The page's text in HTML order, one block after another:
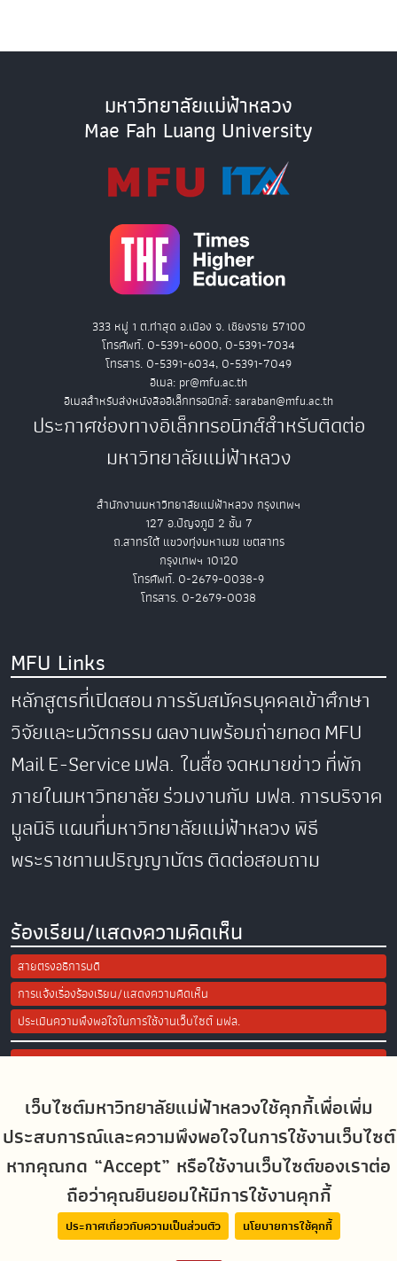
เว็บไซต์มหาวิทยาลัยแม่ฟ้าหลวงใช้คุกกี้เพื่อเพิ่ม
ประสบการณ์และความพึงพอใจในการใช้งานเว็บไซต์
หากคุณกด “Accept” หรือใช้งานเว็บไซต์ของเราต่อ
ถือว่าคุณยินยอมให้มีการใช้งานคุกกี้
ประกาศเกี่ยวกับความเป็นส่วนตัว นโยบายการใช้คุกกี้
มหาวิทยาลัยแม่ฟ้าหลวง
Mae Fah Luang University
333 หมู่ 1 ต.ท่าสุด อ.เมือง จ. เชียงราย 57100
โทรศัพท์. 0-5391-6000, 0-5391-7034
โทรสาร. 0-5391-6034, 0-5391-7049
อีเมล: pr@mfu.ac.th
อีเมลสำหรับส่งหนังสืออิเล็กทรอนิกส์: saraban@mfu.ac.th
ประกาศช่องทางอิเล็กทรอนิกส์สำหรับติดต่อ
มหาวิทยาลัยแม่ฟ้าหลวง
สำนักงานมหาวิทยาลัยแม่ฟ้าหลวง กรุงเทพฯ
127 อ.ปัญจภูมิ 2 ชั้น 7
ถ.สาทรใต้ แขวงทุ่งมหาเมฆ เขตสาทร
กรุงเทพฯ 10120
โทรศัพท์. 0-2679-0038-9
โทรสาร. 0-2679-0038
MFU Links
หลักสูตรที่เปิดสอนการรับสมัครบุคคลเข้าศึกษา
วิจัยและนวัตกรรมผลงานพร้อมถ่ายทอดMFU
MailE-Serviceมฟล. ในสื่อจดหมายข่าวที่พัก
ภายในมหาวิทยาลัยร่วมงานกับ มฟล.การบริจาค
มูลนิธิแผนที่มหาวิทยาลัยแม่ฟ้าหลวงพิธี
พระราชทานปริญญาบัตรติดต่อสอบถาม
ร้องเรียน/แสดงความคิดเห็น
สายตรงอธิการบดี
การแจ้งเรื่องร้องเรียน/แสดงความคิดเห็น
ประเมินความพึงพอใจในการใช้งานเว็บไซต์ มฟล.
Site Map
Social Media
MFUconnect